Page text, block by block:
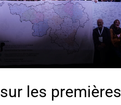
les premières